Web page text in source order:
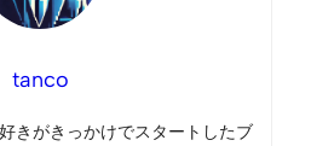
tanco
きがきっかけでスタートしたブ